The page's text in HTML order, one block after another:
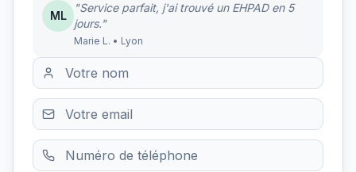
ML
"Service parfait, j'ai trouvé un EHPAD en 5
jours."
Marie L. • Lyon